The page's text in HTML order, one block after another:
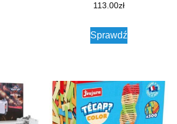
113.00zł
Sprawdź